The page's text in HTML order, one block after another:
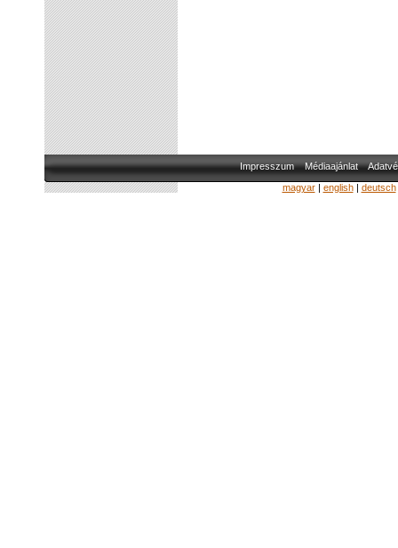
Impresszum Médiaajánlat
magyar| english| deutsch